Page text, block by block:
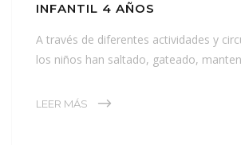
INFANTIL 4 AÑOS
A través de diferentes actividades y
los niños han saltado, gateado,
LEER MÁS